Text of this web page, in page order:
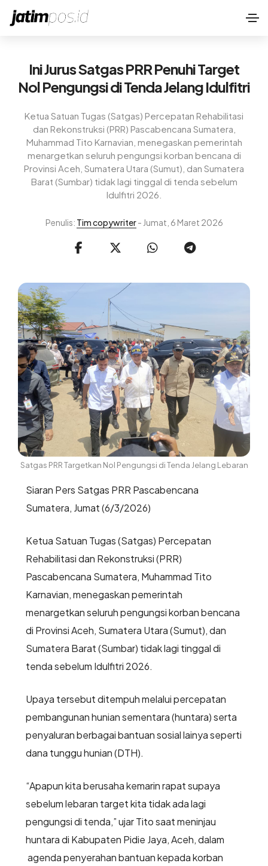
Ini Jurus Satgas PRR Penuhi Target
Nol Pengungsi di Tenda Jelang Idulfitri
Ketua Satuan Tugas (Satgas) Percepatan Rehabilitasi
dan Rekonstruksi (PRR) Pascabencana Sumatera,
Muhammad Tito Karnavian, menegaskan pemerintah
menargetkan seluruh pengungsi korban bencana di
Provinsi Aceh, Sumatera Utara (Sumut), dan Sumatera
Barat (Sumbar) tidak lagi tinggal di tenda sebelum
Idulfitri 2026.
Penulis: Tim copywriter- Jumat, 6 Maret 2026
Satgas PRR Targetkan Nol Pengungsi di Tenda Jelang Lebaran
Siaran Pers Satgas PRR Pascabencana
Sumatera, Jumat (6/3/2026)
Ketua Satuan Tugas (Satgas) Percepatan
Rehabilitasi dan Rekonstruksi (PRR)
Pascabencana Sumatera, Muhammad Tito
Karnavian, menegaskan pemerintah
menargetkan seluruh pengungsi korban bencana
di Provinsi Aceh, Sumatera Utara (Sumut), dan
Sumatera Barat (Sumbar) tidak lagi tinggal di
tenda sebelum Idulfitri 2026.
Upaya tersebut ditempuh melalui percepatan
pembangunan hunian sementara (huntara) serta
penyaluran berbagai bantuan sosial lainya seperti
dana tunggu hunian (DTH).
“Apapun kita berusaha kemarin rapat supaya
sebelum lebaran target kita tidak ada lagi
pengungsi di tenda,” ujar Tito saat meninjau
huntara di Kabupaten Pidie Jaya, Aceh, dalam
agenda penyerahan bantuan kepada korban